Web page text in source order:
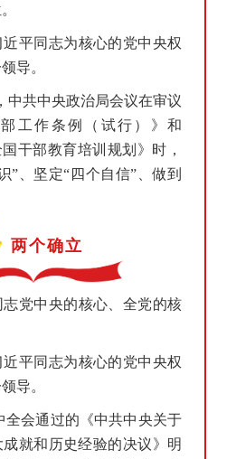
平同志为核心的党中央权
导。
中共中央政治局会议在审议
工作条例（试行）》和
国干部教育培训规划》时，
”、坚定“四个自信”、做到
两个确立
党中央的核心、全党的核
平同志为核心的党中央权
导。
会通过的《中共中央关于
就和历史经验的决议》明